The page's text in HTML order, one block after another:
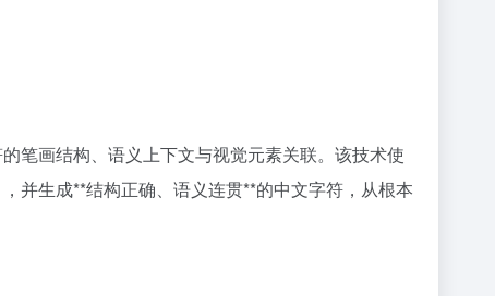
笔画结构、语义上下文与视觉元素关联。该技术使
并生成**结构正确、语义连贯**的中文字符，从根本